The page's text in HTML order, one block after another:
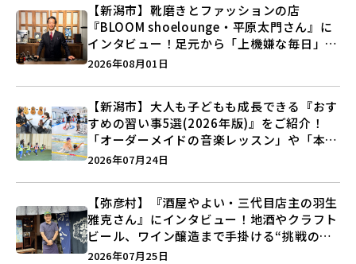
【新潟市】靴磨きとファッションの店
『BLOOM shoelounge・平原太門さん』に
インタビュー！足元から「上機嫌な毎日」を
つくる装いの提案とは？
2026年08月01日
【新潟市】大人も子どもも成長できる『おす
すめの習い事5選(2026年版)』をご紹介！
「オーダーメイドの音楽レッスン」や「本格
キックボクシング」で新しい自分を見つけよ
2026年07月24日
【弥彦村】『酒屋やよい・三代目店主の羽生
雅克さん』にインタビュー！地酒やクラフト
ビール、ワイン醸造まで手掛ける“挑戦の歴
史”に迫る♪
2026年07月25日